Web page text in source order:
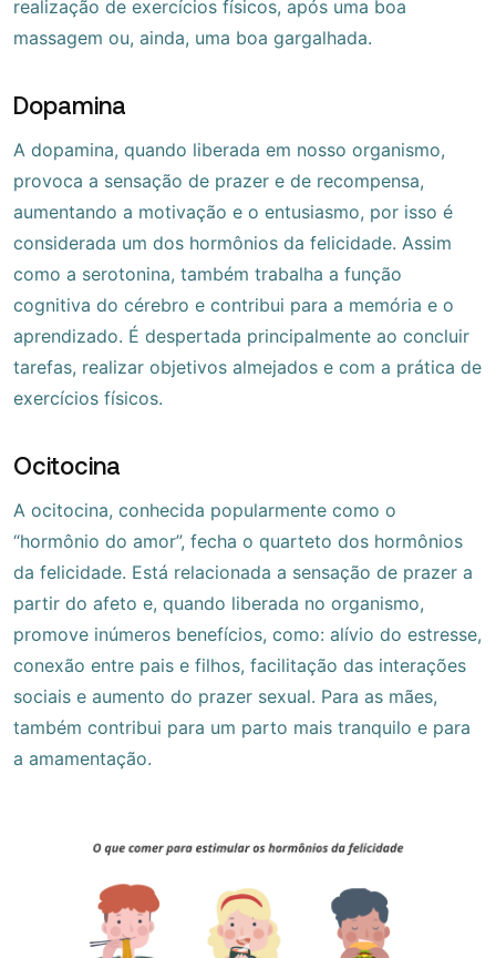
realização de exercícios físicos, após uma boa
massagem ou, ainda, uma boa gargalhada.
Dopamina
A dopamina, quando liberada em nosso organismo,
provoca a sensação de prazer e de recompensa,
aumentando a motivação e o entusiasmo, por isso é
considerada um dos hormônios da felicidade. Assim
como a serotonina, também trabalha a função
cognitiva do cérebro e contribui para a memória e o
aprendizado. É despertada principalmente ao concluir
tarefas, realizar objetivos almejados e com a prática de
exercícios físicos.
Ocitocina
A ocitocina, conhecida popularmente como o
“hormônio do amor”, fecha o quarteto dos hormônios
da felicidade. Está relacionada a sensação de prazer a
partir do afeto e, quando liberada no organismo,
promove inúmeros benefícios, como: alívio do estresse,
conexão entre pais e filhos, facilitação das interações
sociais e aumento do prazer sexual. Para as mães,
também contribui para um parto mais tranquilo e para
a amamentação.